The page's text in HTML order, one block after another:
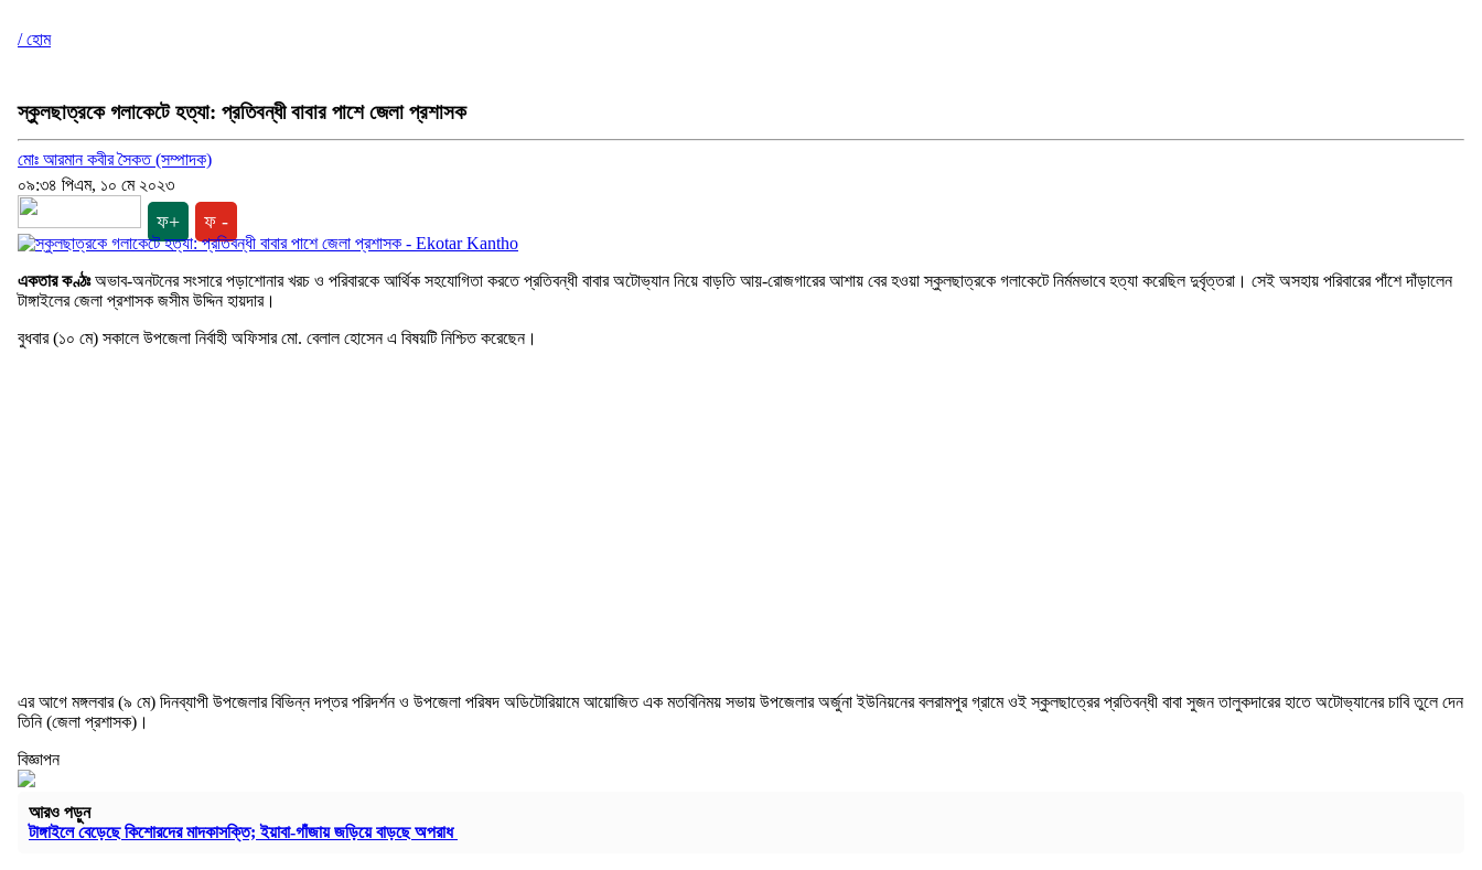
/ হোম
স্কুলছাত্রকে গলাকেটে হত্যা: প্রতিবন্ধী বাবার পাশে জেলা প্রশাসক
মোঃ আরমান কবীর সৈকত (সম্পাদক)
০৯:৩৪ পিএম, ১০ মে ২০২৩
ফ+ ফ -
একতার কণ্ঠঃঅভাব-অনটনের সংসারে পড়াশোনার খরচ ও পরিবারকে আর্থিক সহযোগিতা করতে প্রতিবন্ধী বাবার অটোভ্যান নিয়ে বাড়তি আয়-রোজগারের আশায় বের হওয়া স্কুলছাত্রকে গলাকেটে নির্মমভাবে হত্যা করেছিল দুর্বৃত্তরা। সেই অসহায় পরিবারের পাঁশে দাঁড়ালেন
টাঙ্গাইলের জেলা প্রশাসক জসীম উদ্দিন হায়দার।
বুধবার (১০ মে) সকালে উপজেলা নির্বাহী অফিসার মো. বেলাল হোসেন এ বিষয়টি নিশ্চিত করেছেন।
এর আগে মঙ্গলবার (৯ মে) দিনব্যাপী উপজেলার বিভিন্ন দপ্তর পরিদর্শন ও উপজেলা পরিষদ অডিটোরিয়ামে আয়োজিত এক মতবিনিময় সভায় উপজেলার অর্জুনা ইউনিয়নের বলরামপুর গ্রামে ওই স্কুলছাত্রের প্রতিবন্ধী বাবা সুজন তালুকদারের হাতে অটোভ্যানের চাবি তুলে দেন
তিনি (জেলা প্রশাসক)।
বিজ্ঞাপন
আরও পড়ুন
টাঙ্গাইলে বেড়েছে কিশোরদের মাদকাসক্তি; ইয়াবা-গাঁজায় জড়িয়ে বাড়ছে অপরাধ